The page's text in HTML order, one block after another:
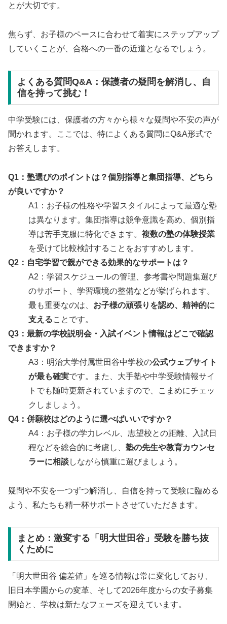
とが大切です。
焦らず、お子様のペースに合わせて着実にステップアップ
していくことが、合格への一番の近道となるでしょう。
よくある質問Q&A：保護者の疑問を解消し、自
信を持って挑む！
中学受験には、保護者の方々から様々な疑問や不安の声が
聞かれます。ここでは、特によくある質問にQ&A形式で
お答えします。
Q1：塾選びのポイントは？個別指導と集団指導、どちら
が良いですか？
A1：お子様の性格や学習スタイルによって最適な塾
は異なります。集団指導は競争意識を高め、個別指
導は苦手克服に特化できます。 複数の塾の体験授業
を受けて比較検討することをおすすめします。
Q2：自宅学習で親ができる効果的なサポートは？
A2：学習スケジュールの管理、参考書や問題集選び
のサポート、学習環境の整備などが挙げられます。
最も重要なのは、 お子様の頑張りを認め、精神的に
支えることです。
Q3：最新の学校説明会・入試イベント情報はどこで確認
できますか？
A3：明治大学付属世田谷中学校の公式ウェブサイト
が最も確実です。また、大手塾や中学受験情報サイ
トでも随時更新されていますので、こまめにチェッ
クしましょう。
Q4：併願校はどのように選べばいいですか？
A4：お子様の学力レベル、志望校との距離、入試日
程などを総合的に考慮し、 塾の先生や教育カウンセ
ラーに相談しながら慎重に選びましょう。
疑問や不安を一つずつ解消し、自信を持って受験に臨める
よう、私たちも精一杯サポートさせていただきます。
まとめ：激変する「明大世田谷」受験を勝ち抜
くために
「明大世田谷 偏差値」を巡る情報は常に変化しており、
旧日本学園からの変革、そして2026年度からの女子募集
開始と、学校は新たなフェーズを迎えています。